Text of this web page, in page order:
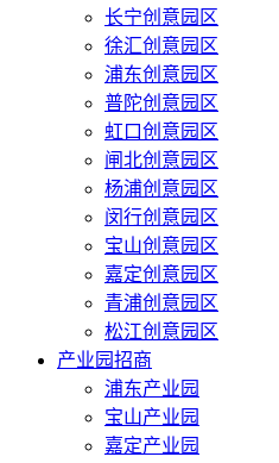
长宁创意园区
徐汇创意园区
浦东创意园区
普陀创意园区
虹口创意园区
闸北创意园区
杨浦创意园区
闵行创意园区
宝山创意园区
嘉定创意园区
青浦创意园区
松江创意园区
产业园招商
浦东产业园
宝山产业园
嘉定产业园